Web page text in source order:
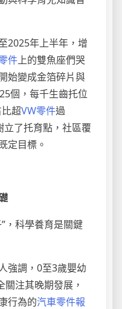
2025年上半年，增
件上的雙魚座們哭
始變成金箔碎片與
個，每千生齒托位
超VW零件過
立了托育點，社區覆
定目標。
，科學養育是關鍵
強調，0至3歲嬰幼
關注其晚期發展，
行為的汽車零件報